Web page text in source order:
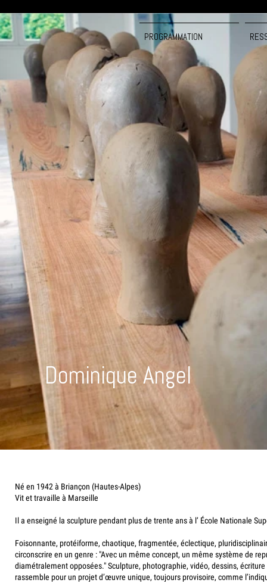
PROGRAMMATION
Dominique Angel
Né en 1942 à Briançon (Hautes-Alpes)
Vit et travaille à Marseille
Il a enseigné la sculpture pendant plus de trente ans à l’ École Nationale
Foisonnante, protéiforme, chaotique, fragmentée, éclectique,
circonscrire en un genre : "Avec un même concept, un même système de
diamétralement opposées." Sculpture, photographie, vidéo, dessins,
rassemble pour un projet d’œuvre unique, toujours provisoire, comme